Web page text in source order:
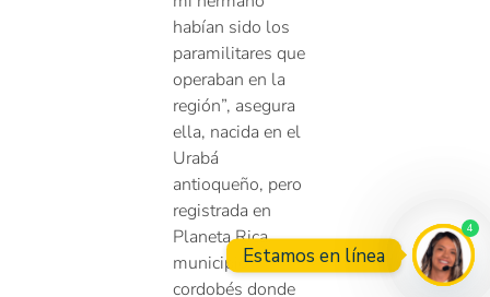
habían sido los
paramilitares que
operaban en la
región”, asegura
ella, nacida en el
Urabá
antioqueño, pero
registrada en
Planeta Rica,
municipio
cordobés donde
Estamos en línea
4